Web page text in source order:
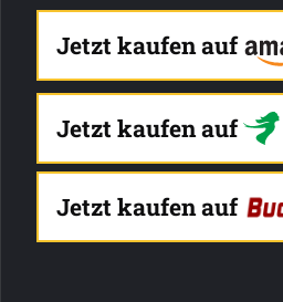
Jetzt kaufen auf
Jetzt kaufen auf
Jetzt kaufen auf